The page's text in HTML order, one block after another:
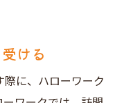
ける
に、ハローワーク